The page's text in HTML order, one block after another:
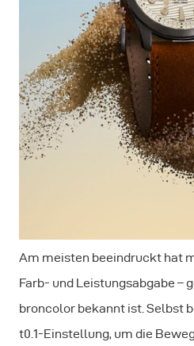
Am meisten beeindruckt hat
Farb- und Leistungsabgabe –
broncolor bekannt ist. Selbst
t0.1-Einstellung, um die